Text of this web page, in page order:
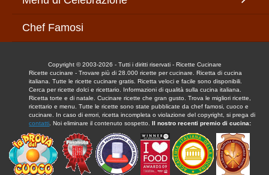
Chef Famosi
Copyright © 2003-2026 - Tutti i diritti riservati - Ricette Cucinare
Ricette cucinare - Trovare più di 28.000 ricette per cucinare. Ricetta di cucina
italiana. Tutte le ricette cucinare gratis. Ricetta veloci e facile sono disponibili.
Cerca per ricette dolci e ricettario. Informazioni di qualità sulla cucina italiana.
Ricetta torte e di natale. Cucinare ricette che gran gusto. Trova le migliori ricette,
ricettario e menu. Tutte le ricette sono state pubblicate da chef famosi, cuoco e
cucinare. In caso di errori, ricetta incompleta o violazione del copyright, si prega di
contatti . Noi eliminare il contenuto sospetto. Il nostro recenti premio di cucina: